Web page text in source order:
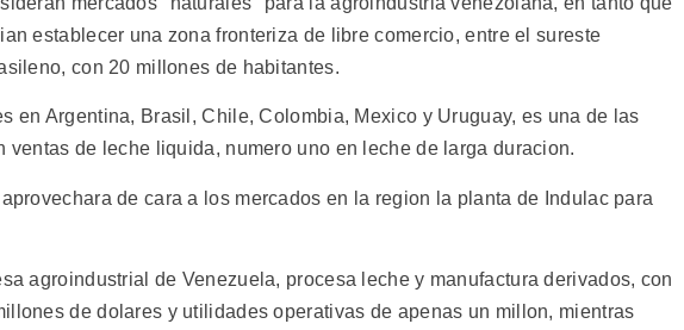
establecer una zona fronteriza de libre comercio, entre el sureste
con 20 millones de habitantes.
en Argentina, Brasil, Chile, Colombia, Mexico y Uruguay, es una de las
ventas de leche liquida, numero uno en leche de larga duracion.
de cara a los mercados en la region la planta de Indulac para
agroindustrial de Venezuela, procesa leche y manufactura derivados, con
de dolares y utilidades operativas de apenas un millon, mientras